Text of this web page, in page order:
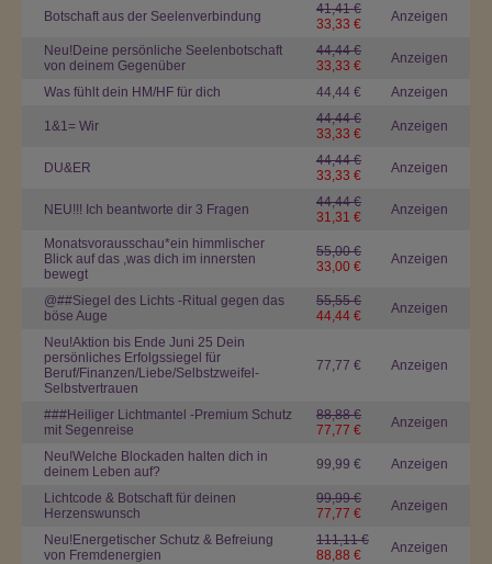
Botschaft aus der Seelenverbindung
41,41 €
33,33 €
Anzeigen
Neu!Deine persönliche Seelenbotschaft
von deinem Gegenüber
44,44 €
33,33 €
Anzeigen
Was fühlt dein HM/HF für dich 44,44 € Anzeigen
1&1= Wir
44,44 €
33,33 €
Anzeigen
DU&ER
44,44 €
33,33 €
Anzeigen
NEU!!! Ich beantworte dir 3 Fragen
44,44 €
31,31 €
Anzeigen
Monatsvorausschau*ein himmlischer
Blick auf das ,was dich im innersten
bewegt
55,00 €
33,00 €
Anzeigen
@##Siegel des Lichts -Ritual gegen das
böse Auge
55,55 €
44,44 €
Anzeigen
Neu!Aktion bis Ende Juni 25 Dein
persönliches Erfolgssiegel für
Beruf/Finanzen/Liebe/Selbstzweifel-
Selbstvertrauen
77,77 € Anzeigen
###Heiliger Lichtmantel -Premium Schutz
mit Segenreise
88,88 €
77,77 €
Anzeigen
Neu!Welche Blockaden halten dich in
deinem Leben auf?
99,99 € Anzeigen
Lichtcode & Botschaft für deinen
Herzenswunsch
99,99 €
77,77 €
Anzeigen
Neu!Energetischer Schutz & Befreiung
von Fremdenergien
111,11 €
88,88 €
Anzeigen